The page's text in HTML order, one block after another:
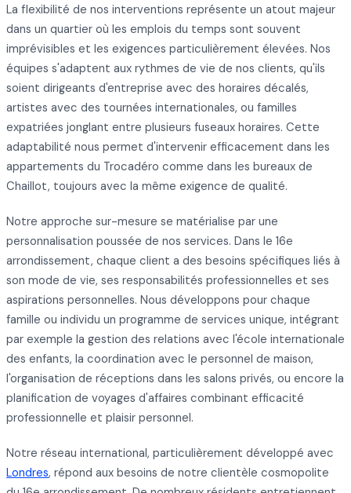
La flexibilité de nos interventions représente un atout majeur
dans un quartier où les emplois du temps sont souvent
imprévisibles et les exigences particulièrement élevées. Nos
équipes s'adaptent aux rythmes de vie de nos clients, qu'ils
soient dirigeants d'entreprise avec des horaires décalés,
artistes avec des tournées internationales, ou familles
expatriées jonglant entre plusieurs fuseaux horaires. Cette
adaptabilité nous permet d'intervenir efficacement dans les
appartements du Trocadéro comme dans les bureaux de
Chaillot, toujours avec la même exigence de qualité.
Notre approche sur-mesure se matérialise par une
personnalisation poussée de nos services. Dans le 16e
arrondissement, chaque client a des besoins spécifiques liés à
son mode de vie, ses responsabilités professionnelles et ses
aspirations personnelles. Nous développons pour chaque
famille ou individu un programme de services unique, intégrant
par exemple la gestion des relations avec l'école internationale
des enfants, la coordination avec le personnel de maison,
l'organisation de réceptions dans les salons privés, ou encore la
planification de voyages d'affaires combinant efficacité
professionnelle et plaisir personnel.
Notre réseau international, particulièrement développé avec
Londres, répond aux besoins de notre clientèle cosmopolite